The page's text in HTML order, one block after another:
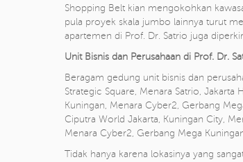
Shopping Belt kian mengokohkan
pula proyek skala jumbo lainnya turut
apartemen di Prof. Dr. Satrio juga
Unit Bisnis dan Perusahaan di Prof. Dr.
Beragam gedung unit bisnis dan
Strategic Square, Menara Satrio,
Kuningan, Menara Cyber2, Gerbang
Ciputra World Jakarta, Kuningan City,
Menara Cyber2, Gerbang Mega
Tidak hanya karena lokasinya yang